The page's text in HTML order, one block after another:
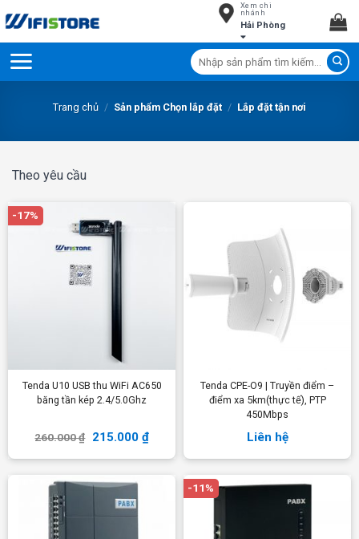
to
Xem chi
nhánh
Hải Phòng
Tìm
kiếm:
Trang chủ / Sản phẩm Chọn lắp đặt / Lắp đặt tận nơi
Theo yêu cầu
-17%
Tenda U10 USB thu WiFi AC650
băng tần kép 2.4/5.0Ghz
260.000₫ 215.000 ₫
Tenda CPE-O9 | Truyền điểm –
điểm xa 5km(thực tế), PTP
450Mbps
Liên hệ
-11%